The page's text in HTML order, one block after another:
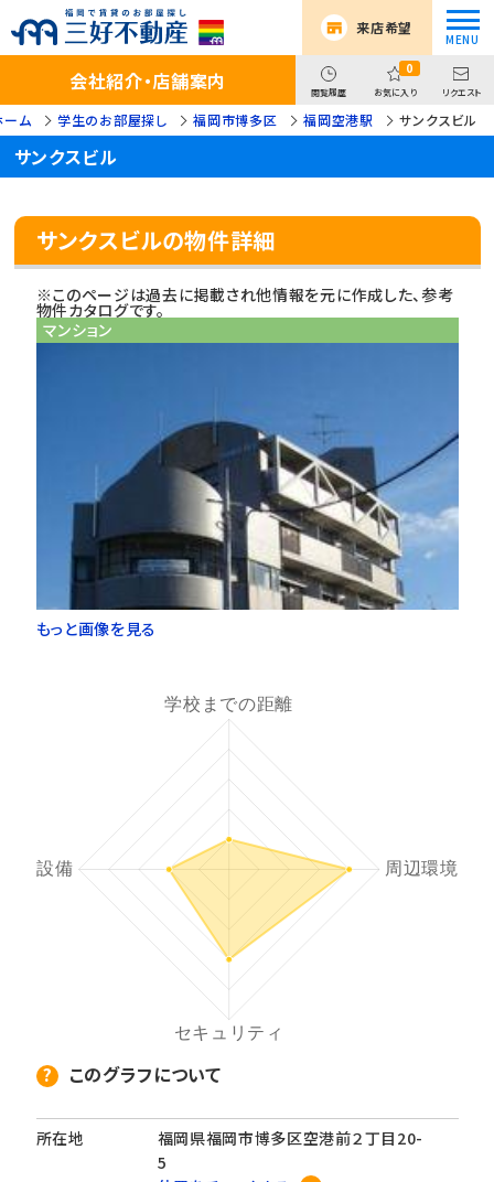
来店希望
会社紹介・店舗案内 閲覧履歴
0
お気に入り リクエスト
ム 学生のお部屋探し 福岡市博多区 福岡空港駅 サンクスビル
サンクスビル
サンクスビルの物件詳細
※このページは過去に掲載され他情報を元に作成した、参考
物件カタログです。
マンション
もっと画像を見る
このグラフについて
所在地
福岡県福岡市博多区空港前２丁目20-
5